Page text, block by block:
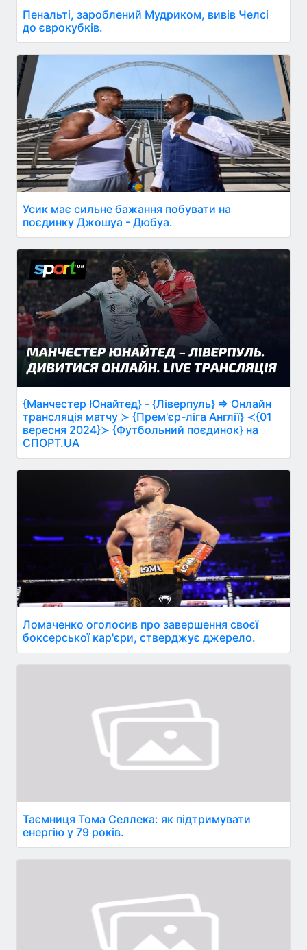
Пенальті, зароблений Мудриком, вивів Челсі
до єврокубків.
Усик має сильне бажання побувати на
поєдинку Джошуа - Дюбуа.
{Манчестер Юнайтед} - {Ліверпуль} ⇒ Онлайн
трансляція матчу ≻ {Прем'єр-ліга Англії} ≺{01
вересня 2024}≻ {Футбольний поєдинок} на
СПОРТ.UA
Ломаченко оголосив про завершення своєї
боксерської кар'єри, стверджує джерело.
Таємниця Тома Селлека: як підтримувати
енергію у 79 років.